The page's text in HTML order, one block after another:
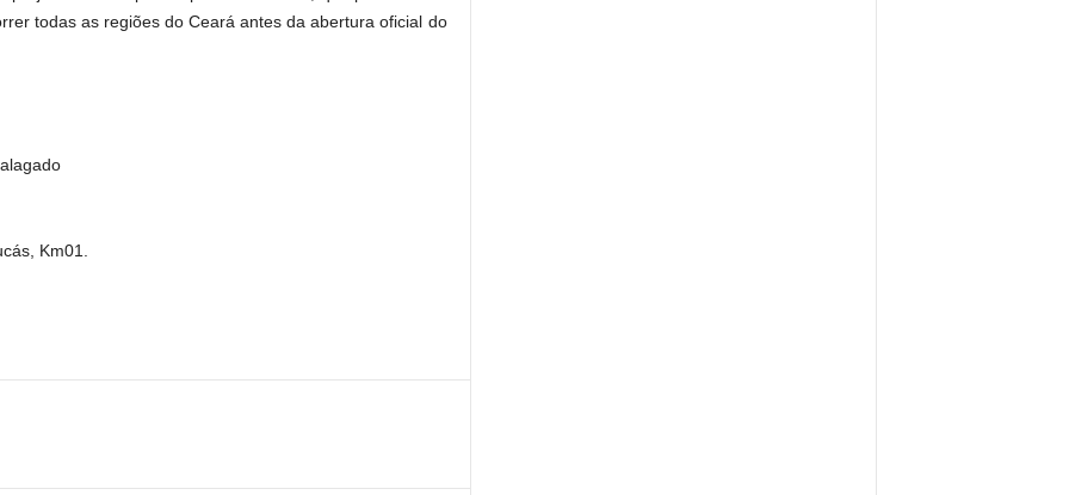
todas as regiões do Ceará antes da abertura oficial do
Km01.